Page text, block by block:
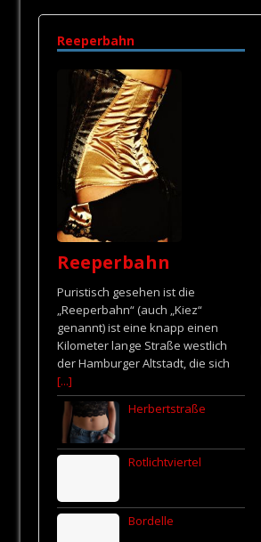
Reeperbahn
Reeperbahn
Puristisch gesehen ist die
„Reeperbahn“ (auch „Kiez“
genannt) ist eine knapp einen
Kilometer lange Straße westlich
der Hamburger Altstadt, die sich
[...]
Herbertstraße
Rotlichtviertel
Bordelle